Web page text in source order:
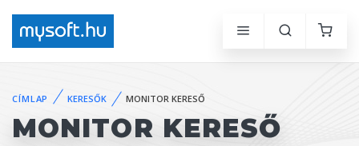
CÍMLAP KERESŐK MONITOR KERESŐ
MONITOR KERESŐ